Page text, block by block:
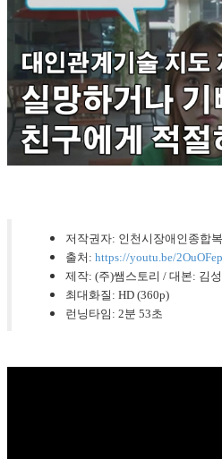
저작권자: 인천시장애인종합
출처: https://youtu.be/
제작: (주)쌤스토리 / 대본: 김
최대화질: HD (360p)
런닝타임: 2분 53초